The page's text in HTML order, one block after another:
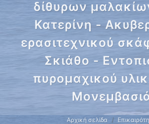
δίθυρων
Κατερίνη -
ερασιτεχνικού
Σκιάθο -
πυρομαχικού
Αρχική σελίδα